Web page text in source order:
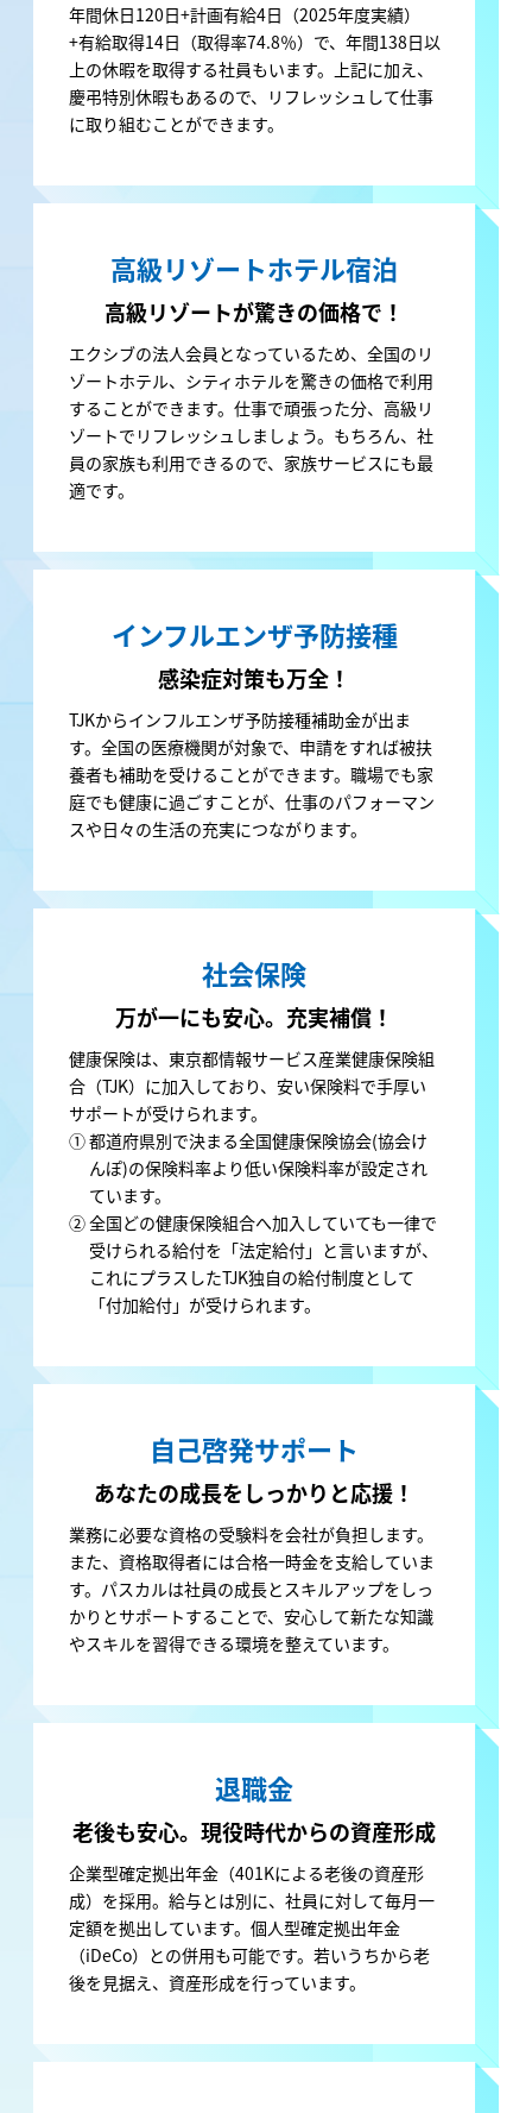
年間休日120日+計画有給4日（2025年度実績）
+有給取得14日（取得率74.8％）で、年間138日以
上の休暇を取得する社員もいます。上記に加え、
慶弔特別休暇もあるので、リフレッシュして仕事
に取り組むことができます。
高級リゾートホテル宿泊
高級リゾートが驚きの価格で！
エクシブの法人会員となっているため、全国のリ
ゾートホテル、シティホテルを驚きの価格で利用
することができます。仕事で頑張った分、高級リ
ゾートでリフレッシュしましょう。もちろん、社
員の家族も利用できるので、家族サービスにも最
適です。
インフルエンザ予防接種
感染症対策も万全！
TJKからインフルエンザ予防接種補助金が出ま
す。全国の医療機関が対象で、申請をすれば被扶
養者も補助を受けることができます。職場でも家
庭でも健康に過ごすことが、仕事のパフォーマン
スや日々の生活の充実につながります。
社会保険
万が一にも安心。 充実補償！
健康保険は、東京都情報サービス産業健康保険組
合（TJK）に加入しており、安い保険料で手厚い
サポートが受けられます。
①都道府県別で決まる全国健康保険協会(協会け
んぽ)の保険料率より低い保険料率が設定され
ています。
②全国どの健康保険組合へ加入していても一律で
受けられる給付を「法定給付」と言いますが、
これにプラスしたTJK独自の給付制度として
「付加給付」が受けられます。
自己啓発サポート
あなたの成長をしっかりと応援！
業務に必要な資格の受験料を会社が負担します。
また、資格取得者には合格一時金を支給していま
す。パスカルは社員の成長とスキルアップをしっ
かりとサポートすることで、安心して新たな知識
やスキルを習得できる環境を整えています。
退職金
老後も安心。 現役時代からの資産形成
企業型確定拠出年金（401Kによる老後の資産形
成）を採用。給与とは別に、社員に対して毎月一
定額を拠出しています。個人型確定拠出年金
（iDeCo）との併用も可能です。若いうちから老
後を見据え、資産形成を行っています。